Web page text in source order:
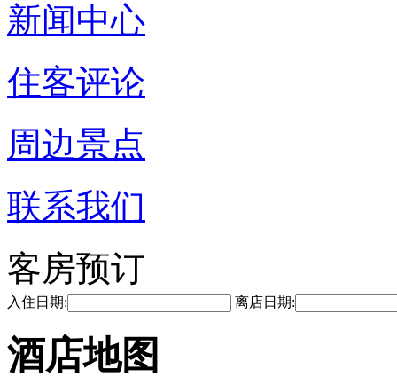
新闻中心
住客评论
周边景点
联系我们
客房预订
入住日期: 离店日期:
酒店地图